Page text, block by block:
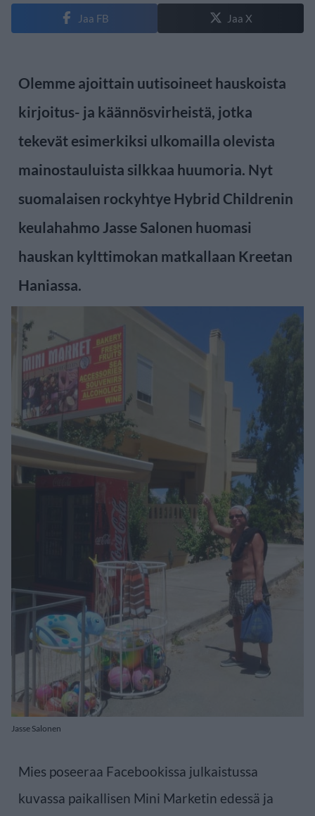
Jaa FB Jaa X
Olemme ajoittain uutisoineet hauskoista
kirjoitus- ja käännösvirheistä, jotka
tekevät esimerkiksi ulkomailla olevista
mainostauluista silkkaa huumoria. Nyt
suomalaisen rockyhtye Hybrid Childrenin
keulahahmo Jasse Salonen huomasi
hauskan kylttimokan matkallaan Kreetan
Haniassa.
Jasse Salonen
Mies poseeraa Facebookissa julkaistussa
kuvassa paikallisen Mini Marketin edessä ja